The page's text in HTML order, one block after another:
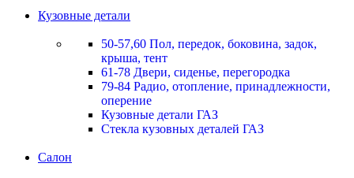
Кузовные детали
50-57,60 Пол, передок, боковина, задок,
крыша, тент
61-78 Двери, сиденье, перегородка
79-84 Радио, отопление, принадлежности,
оперение
Кузовные детали ГАЗ
Стекла кузовных деталей ГАЗ
Салон